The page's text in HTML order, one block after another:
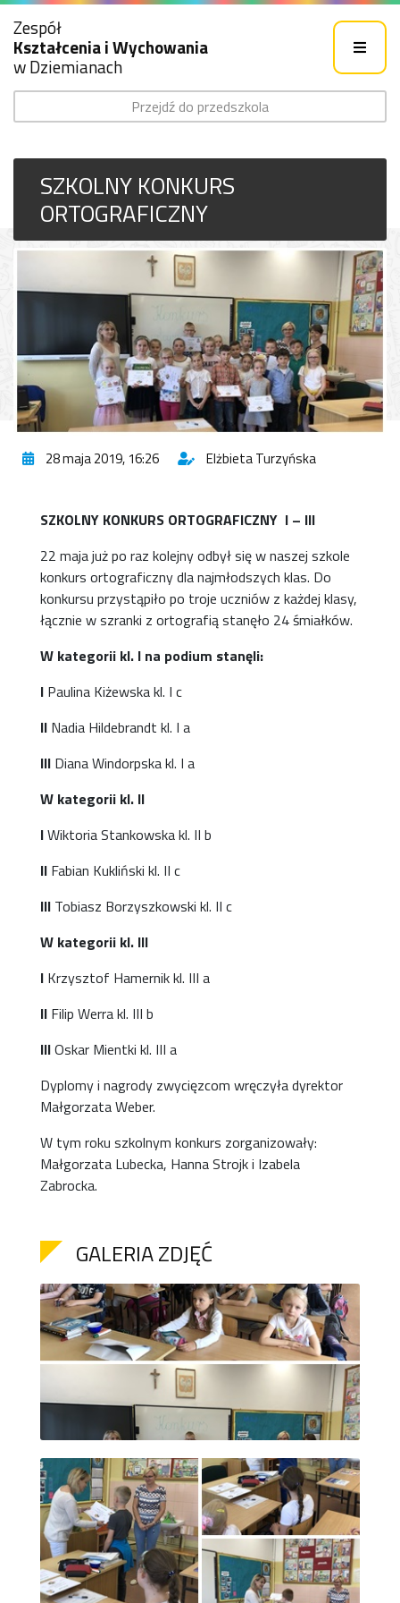
Zespół
Kształcenia i Wychowania
w Dziemianach
Przejdź do przedszkola
SZKOLNY KONKURS
ORTOGRAFICZNY
28 maja 2019, 16:26 Elżbieta Turzyńska
SZKOLNY KONKURS ORTOGRAFICZNY I – III
22 maja już po raz kolejny odbył się w naszej szkole
konkurs ortograficzny dla najmłodszych klas. Do
konkursu przystąpiło po troje uczniów z każdej klasy,
łącznie w szranki z ortografią stanęło 24 śmiałków.
W kategorii kl. I na podium stanęli:
I Paulina Kiżewska kl. I c
II Nadia Hildebrandt kl. I a
III Diana Windorpska kl. I a
W kategorii kl. II
IWiktoria Stankowska kl. II b
II Fabian Kukliński kl. II c
III Tobiasz Borzyszkowski kl. II c
W kategorii kl. III
I Krzysztof Hamernik kl. III a
II Filip Werra kl. III b
IIIOskar Mientki kl. III a
Dyplomy i nagrody zwycięzcom wręczyła dyrektor
Małgorzata Weber.
W tym roku szkolnym konkurs zorganizowały:
Małgorzata Lubecka, Hanna Strojk i Izabela
Zabrocka.
GALERIA ZDJĘĆ